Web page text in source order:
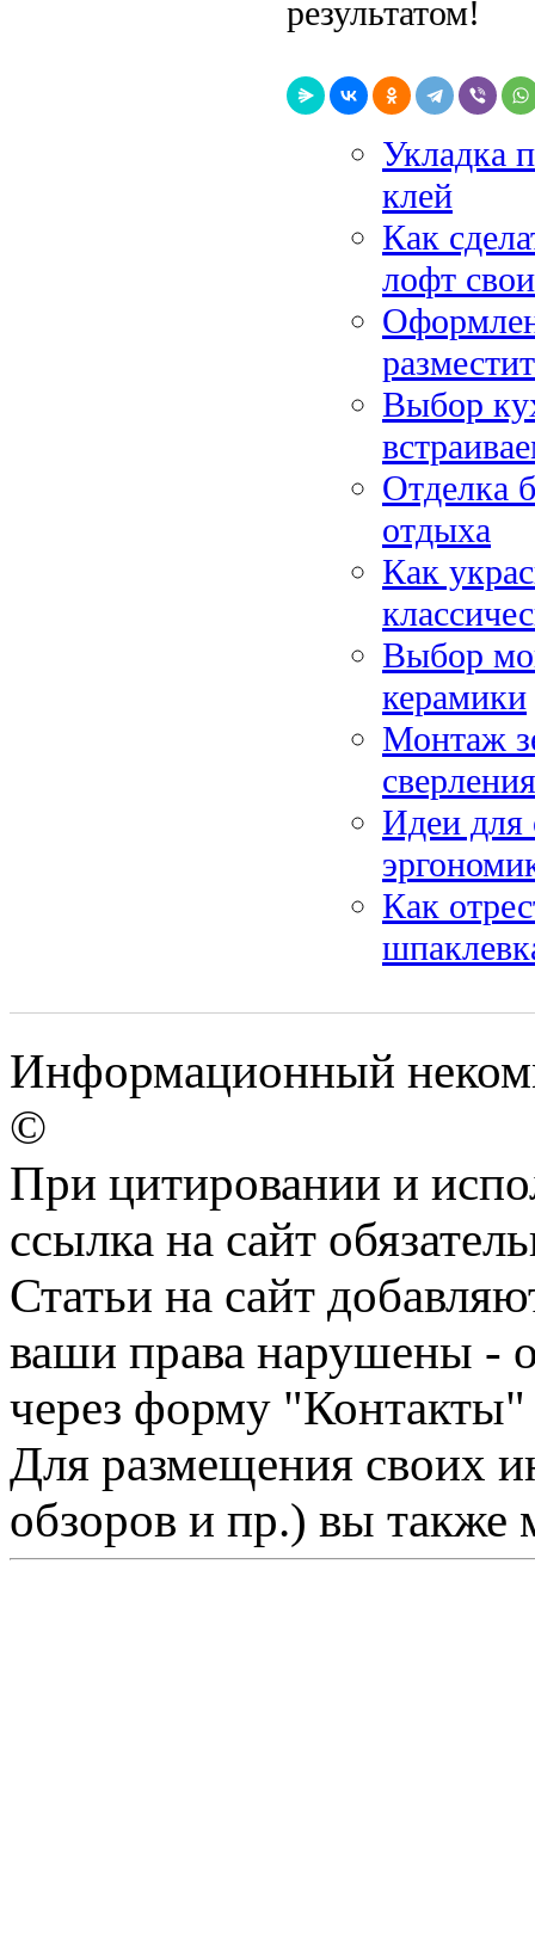
результатом!
Укладка
клей
Как
лофт
Выбор
Отделка
отдыха
Как
Выбор
керамики
Монтаж
Идеи для
Как
Информационный
©
При цитировании и
ссылка на сайт
Статьи на сайт
ваши права нарушены -
через форму "Контакты"
Для размещения своих
обзоров и пр.) вы также